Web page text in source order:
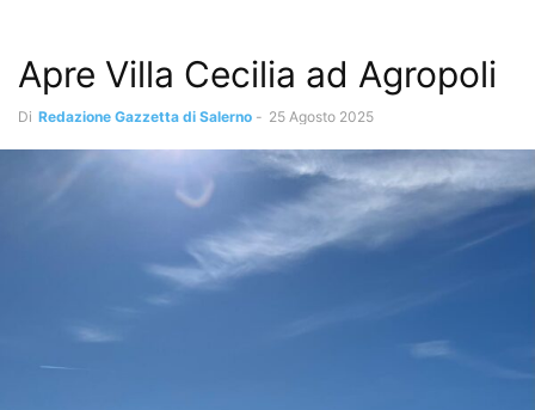
Apre Villa Cecilia ad Agropoli
Di Redazione Gazzetta di Salerno - 25 Agosto 2025